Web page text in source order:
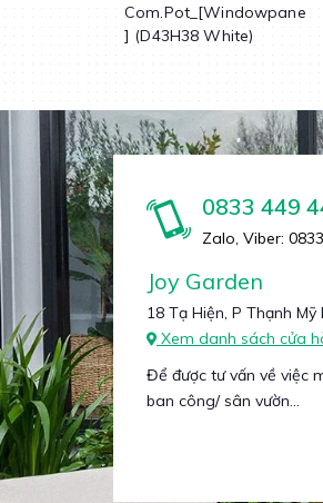
Com.Pot_[Windowpane
] (D43H38 White)
0833 449
Zalo, Viber:
Joy Garden
18 Tạ Hiện, P Thạnh Mỹ
Xem danh sách cửa
Để được tư vấn về việc
ban công/ sân vườn...